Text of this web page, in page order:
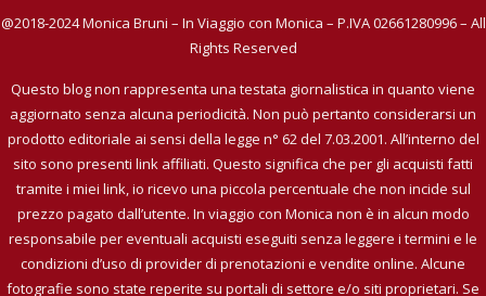
@2018-2024 Monica Bruni – In Viaggio con Monica – P.IVA 02661280996 – All
Rights Reserved
Questo blog non rappresenta una testata giornalistica in quanto viene
aggiornato senza alcuna periodicità. Non può pertanto considerarsi un
prodotto editoriale ai sensi della legge n° 62 del 7.03.2001. All’interno del
sito sono presenti link affiliati. Questo significa che per gli acquisti fatti
tramite i miei link, io ricevo una piccola percentuale che non incide sul
prezzo pagato dall’utente. In viaggio con Monica non è in alcun modo
responsabile per eventuali acquisti eseguiti senza leggere i termini e le
condizioni d’uso di provider di prenotazioni e vendite online. Alcune
fotografie sono state reperite su portali di settore e/o siti proprietari. Se